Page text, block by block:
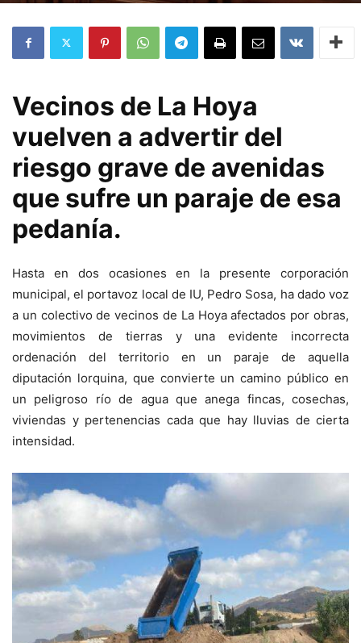
Vecinos de La Hoya
vuelven a advertir del
riesgo grave de avenidas
que sufre un paraje de esa
pedanía.
Hasta en dos ocasiones en la presente corporación
municipal, el portavoz local de IU, Pedro Sosa, ha dado voz
a un colectivo de vecinos de La Hoya afectados por obras,
movimientos de tierras y una evidente incorrecta
ordenación del territorio en un paraje de aquella
diputación lorquina, que convierte un camino público en
un peligroso río de agua que anega fincas, cosechas,
viviendas y pertenencias cada que hay lluvias de cierta
intensidad.